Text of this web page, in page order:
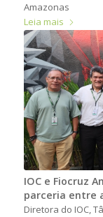
Amazonas
Leia mais
IOC e Fiocruz
parceria entre
Diretora do IOC,